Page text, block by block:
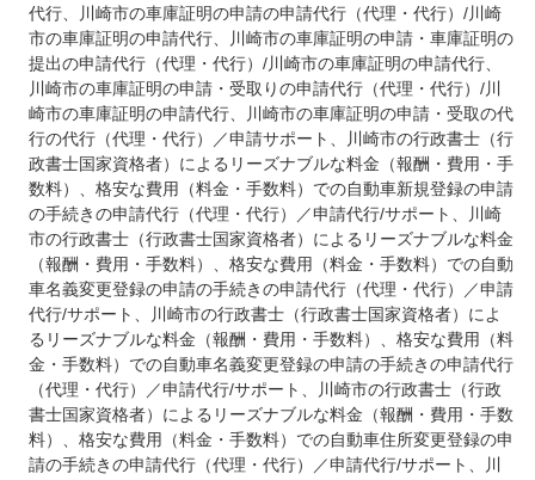
代行、川崎市の車庫証明の申請の申請代行（代理・代行）/川崎
市の車庫証明の申請代行、川崎市の車庫証明の申請・車庫証明の
提出の申請代行（代理・代行）/川崎市の車庫証明の申請代行、
川崎市の車庫証明の申請・受取りの申請代行（代理・代行）/川
崎市の車庫証明の申請代行、川崎市の車庫証明の申請・受取の代
行の代行（代理・代行）／申請サポート、川崎市の行政書士（行
政書士国家資格者）によるリーズナブルな料金（報酬・費用・手
数料）、格安な費用（料金・手数料）での自動車新規登録の申請
の手続きの申請代行（代理・代行）／申請代行/サポート、川崎
市の行政書士（行政書士国家資格者）によるリーズナブルな料金
（報酬・費用・手数料）、格安な費用（料金・手数料）での自動
車名義変更登録の申請の手続きの申請代行（代理・代行）／申請
代行/サポート、川崎市の行政書士（行政書士国家資格者）によ
るリーズナブルな料金（報酬・費用・手数料）、格安な費用（料
金・手数料）での自動車名義変更登録の申請の手続きの申請代行
（代理・代行）／申請代行/サポート、川崎市の行政書士（行政
書士国家資格者）によるリーズナブルな料金（報酬・費用・手数
料）、格安な費用（料金・手数料）での自動車住所変更登録の申
請の手続きの申請代行（代理・代行）／申請代行/サポート、川